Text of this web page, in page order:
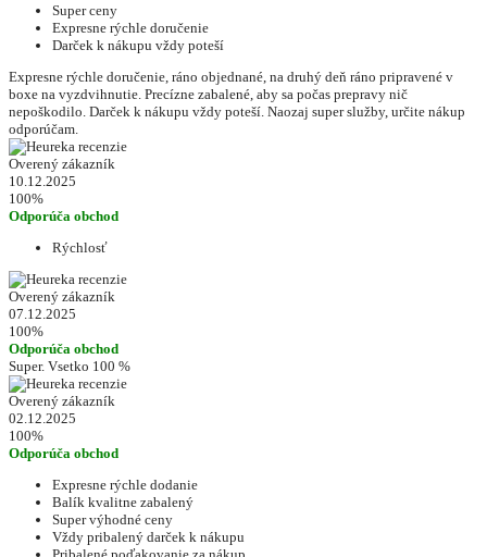
Super ceny
Expresne rýchle doručenie
Darček k nákupu vždy poteší
Expresne rýchle doručenie, ráno objednané, na druhý deň ráno pripravené v
boxe na vyzdvihnutie. Precízne zabalené, aby sa počas prepravy nič
nepoškodilo. Darček k nákupu vždy poteší. Naozaj super služby, určite nákup
odporúčam.
Overený zákazník
10.12.2025
100%
Odporúča obchod
Rýchlosť
Overený zákazník
07.12.2025
100%
Odporúča obchod
Super. Vsetko 100 %
Overený zákazník
02.12.2025
100%
Odporúča obchod
Expresne rýchle dodanie
Balík kvalitne zabalený
Super výhodné ceny
Vždy pribalený darček k nákupu